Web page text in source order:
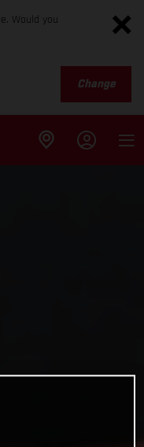
Would you
Change